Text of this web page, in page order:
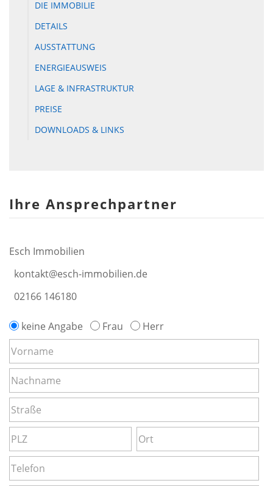
DIE IMMOBILIE
DETAILS
AUSSTATTUNG
ENERGIEAUSWEIS
LAGE & INFRASTRUKTUR
PREISE
DOWNLOADS & LINKS
Ihre Ansprechpartner
Esch Immobilien
kontakt@esch-immobilien.de
02166 146180
keine Angabe Frau Herr